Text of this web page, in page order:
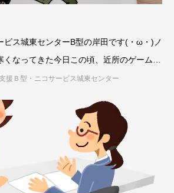
ビス城東センターB型の岸田です(・ω・)ノ
くなってきた今日この頃、近所のゲームセ
援Ｂ型・ニコサービス城東センター